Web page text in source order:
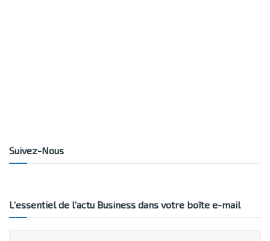
Suivez-Nous
L’essentiel de l’actu Business dans votre boîte e-mail